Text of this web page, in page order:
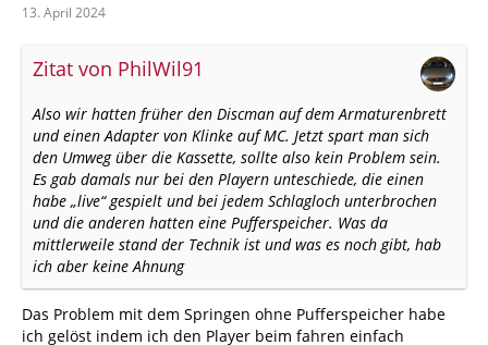
13. April 2024
Zitat von PhilWil91
Also wir hatten früher den Discman auf dem Armaturenbrett
und einen Adapter von Klinke auf MC. Jetzt spart man sich
den Umweg über die Kassette, sollte also kein Problem sein.
Es gab damals nur bei den Playern unteschiede, die einen
habe „live“ gespielt und bei jedem Schlagloch unterbrochen
und die anderen hatten eine Pufferspeicher. Was da
mittlerweile stand der Technik ist und was es noch gibt, hab
ich aber keine Ahnung
Das Problem mit dem Springen ohne Pufferspeicher habe
ich gelöst indem ich den Player beim fahren einfach